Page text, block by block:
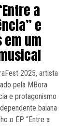
a
e
um
2025, artista
pela MBora
e protagonismo
baiana
o EP “Entre a